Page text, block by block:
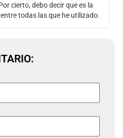
cierto, debo decir que es la
todas las que he utilizado.